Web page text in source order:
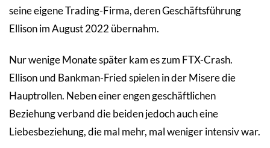
seine eigene Trading-Firma, deren Geschäftsführung
Ellison im August 2022 übernahm.
Nur wenige Monate später kam es zum FTX-Crash.
Ellison und Bankman-Fried spielen in der Misere die
Hauptrollen. Neben einer engen geschäftlichen
Beziehung verband die beiden jedoch auch eine
Liebesbeziehung, die mal mehr, mal weniger intensiv war.